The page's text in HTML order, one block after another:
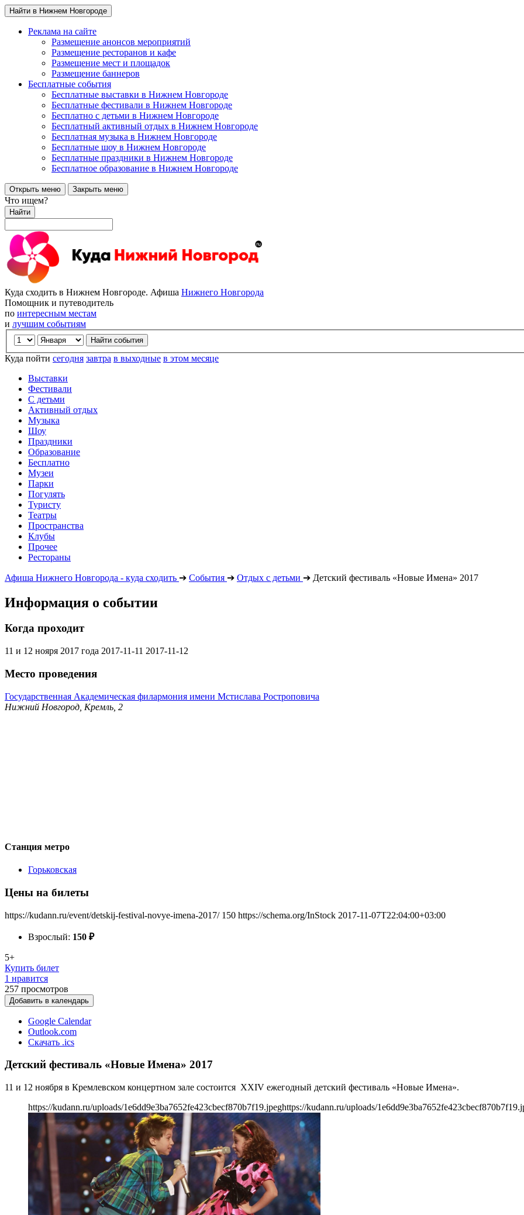
Найти в Нижнем Новгороде
Реклама на сайте
Размещение анонсов мероприятий
Размещение ресторанов и кафе
Размещение мест и площадок
Размещение баннеров
Бесплатные события
Бесплатные выставки в Нижнем Новгороде
Бесплатные фестивали в Нижнем Новгороде
Бесплатно с детьми в Нижнем Новгороде
Бесплатный активный отдых в Нижнем Новгороде
Бесплатная музыка в Нижнем Новгороде
Бесплатные шоу в Нижнем Новгороде
Бесплатные праздники в Нижнем Новгороде
Бесплатное образование в Нижнем Новгороде
Открыть меню Закрыть меню
Что ищем?
Найти
Куда сходить в Нижнем Новгороде. Афиша Нижнего Новгорода
Помощник и путеводитель
по интересным местам
и лучшим событиям
Куда пойти сегодня завтра в выходные в этом месяце
Выставки
Фестивали
С детьми
Активный отдых
Музыка
Шоу
Праздники
Образование
Бесплатно
Музеи
Парки
Погулять
Туристу
Театры
Пространства
Клубы
Прочее
Рестораны
Афиша Нижнего Новгорода - куда сходить ➔ События ➔ Отдых с детьми ➔ Детский фестиваль «Новые Имена» 2017
Информация о событии
Когда проходит
11 и 12 нояря 2017 года 2017-11-11 2017-11-12
Место проведения
Государственная Академическая филармония имени Мстислава Ростроповича
Нижний Новгород, Кремль, 2
Станция метро
Горьковская
Цены на билеты
https://kudann.ru/event/detskij-festival-novye-imena-2017/ 150 https://schema.org/InStock 2017-11-07T22:04:00+03:00
Взрослый: 150 ₽
5+
Купить билет
1 нравится
257 просмотров
Добавить в календарь
Google Calendar
Outlook.com
Скачать .ics
Детский фестиваль «Новые Имена» 2017
11 и 12 ноября в Кремлевском концертном зале состоится XХIV ежегодный детский фестиваль «Новые Имена».
https://kudann.ru/uploads/1e6dd9e3ba7652fe423cbecf870b7f19.jpeghttps://kudann.ru/uploads/